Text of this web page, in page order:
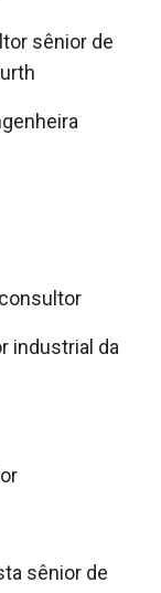
sênior de
industrial da
sênior de